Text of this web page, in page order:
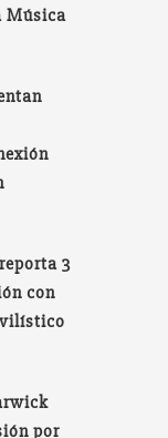
Música
3
con
por